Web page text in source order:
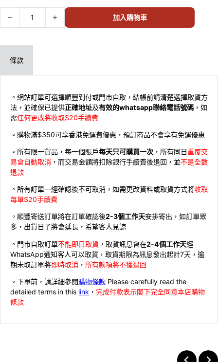
Bandai 1/144 HG 水貼#142 Gundam Seed Freedom Multiuse 2
加入購物車
條款
。網站訂單可選擇順豐到付或門市自取，結帳前請清楚選擇取貨方
法，並確保已提供正確地址及有效的whatsapp聯絡電話號碼 ，如
需任何更改將收取$20手續費
。購物滿$350可享香港免運費優惠，預訂商品不會享有免運優惠
。所有限一貨品，每一個賬戶每天只可購買一次 ，所有同日重覆交
易會自動取消 ，而交易金額將扣除銀行手續費後退回，並不是全數
退款
。所有訂單一經確認後不可取消，如需更改資料或取貨方式將收取
每單$20手續費
。順豐寄送訂單將在訂單確認後2-3個工作天安排寄出，如訂單眾
多，出貨日子將會延長，希望客人見諒
。門市自取訂單不能即日取貨 ，取貨訊息會在2-4個工作天經
WhatsApp通知客人可以取貨，取貨期限為訊息發出起計7天，逾
期未取訂單將即時取消 ， 所有款項將不獲退回
。下單前，請詳細參閱購物條款 Please carefully read the
detailed terms in this link ， 完成付款表示閣下完全同意本店購物
條款